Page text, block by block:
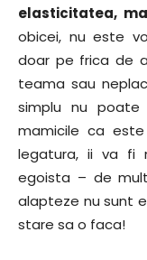
elasticitatea,
obicei, nu este
doar pe frica de
teama sau
simplu nu poate
mamicile ca
legatura, ii va fi
egoista – de
alapteze nu sunt
stare sa o faca!